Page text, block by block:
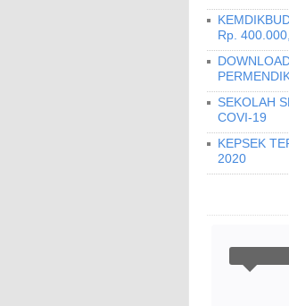
Rp.
SEKOLAH
COVI-19
KEPSEK
2020